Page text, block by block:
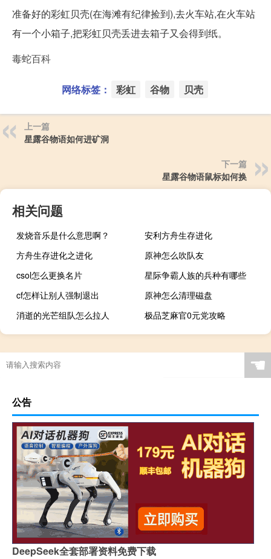
准备好的彩虹贝壳(在海滩有纪律捡到),去火车站,在火车站
有一个小箱子,把彩虹贝壳丢进去箱子又会得到纸。
毒蛇百科
网络标签： 彩虹 谷物 贝壳
上一篇
星露谷物语如何进矿洞
下一篇
星露谷物语鼠标如何换
相关问题
发烧音乐是什么意思啊？
安利方舟生存进化
方舟生存进化之进化
原神怎么吹队友
csol怎么更换名片
星际争霸人族的兵种有哪些
cf怎样让别人强制退出
原神怎么清理磁盘
消逝的光芒组队怎么拉人
极品芝麻官0元党攻略
面试结果大概多久出
☚
公告
DeepSeek全套部署资料免费下载